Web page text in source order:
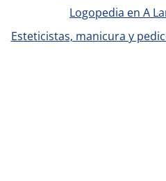
Logopedia en A
Esteticistas, manicura y